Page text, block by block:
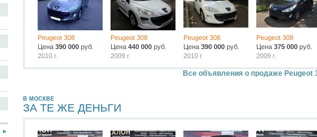
Peugeot 308
Цена390 000 руб.
2010 г.
Peugeot 308
Цена440 000 руб.
2009 г.
Peugeot 308
Цена 390 000руб.
2010 г.
Peugeot 308
Цена 375 000руб.
2009 г.
Все объявления о продаже Peugeot
В МОСКВЕ
ЗА ТЕ ЖЕ ДЕНЬГИ